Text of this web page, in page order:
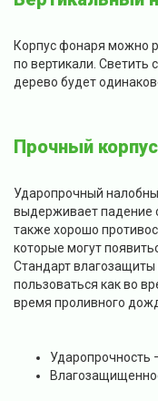
Корпус фонаря можно
по вертикали. Светить
дерево будет
Прочный корпус
Ударопрочный
выдерживает падение
также хорошо
которые могут
Стандарт
пользоваться как во
время проливного
Ударопрочность